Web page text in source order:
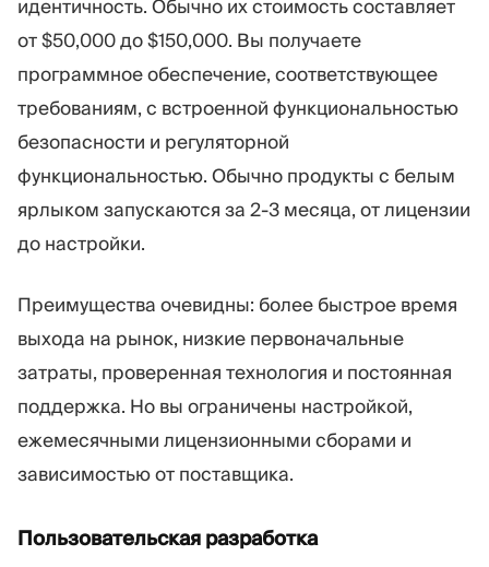
идентичность. Обычно их стоимость составляет
от $50,000 до $150,000. Вы получаете
программное обеспечение, соответствующее
требованиям, с встроенной функциональностью
безопасности и регуляторной
функциональностью. Обычно продукты с белым
ярлыком запускаются за 2-3 месяца, от лицензии
до настройки.
Преимущества очевидны: более быстрое время
выхода на рынок, низкие первоначальные
затраты, проверенная технология и постоянная
поддержка. Но вы ограничены настройкой,
ежемесячными лицензионными сборами и
зависимостью от поставщика.
Пользовательская разработка